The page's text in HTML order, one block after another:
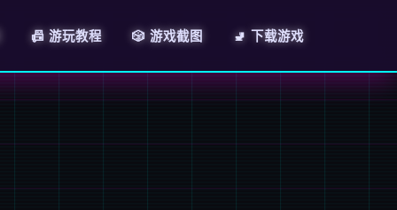
📠 游玩教程 🎲 游戏截图 🚽 下载游戏